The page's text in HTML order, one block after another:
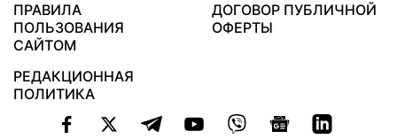
ПРАВИЛА
ПОЛЬЗОВАНИЯ
САЙТОМ
ДОГОВОР ПУБЛИЧНОЙ
ОФЕРТЫ
РЕДАКЦИОННАЯ
ПОЛИТИКА